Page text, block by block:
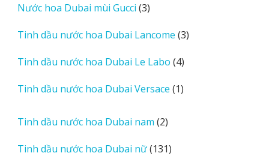
phẩm
Nước hoa Dubai mùi Gucci 33
phẩm
Tinh dầu nước hoa Dubai Lancome 33
Tinh dầu nước hoa Dubai Le Labo 44
phẩm
Tinh dầu nước hoa Dubai Versace 11
Tinh dầu nước hoa Dubai nam 22
phẩm
Tinh dầu nước hoa Dubai nữ 131131